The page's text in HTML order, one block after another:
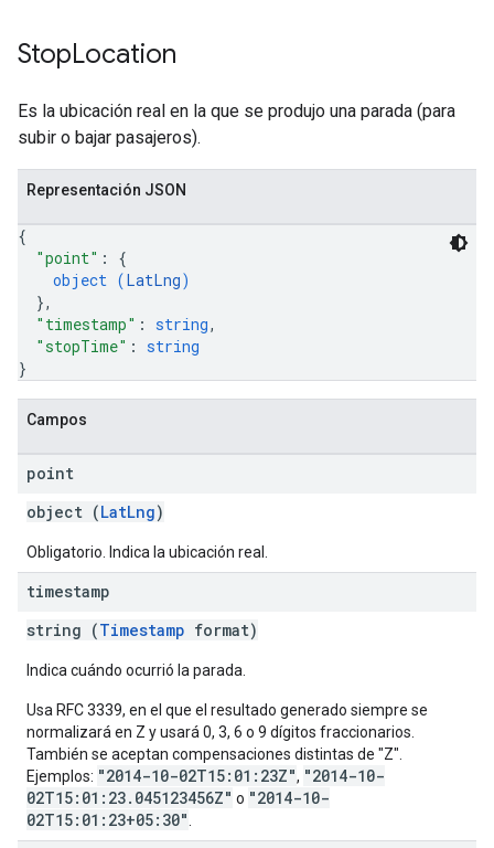
StopLocation
Es la ubicación real en la que se produjo una parada (para
subir o bajar pasajeros).
Representación JSON
{
"point" : {
object (LatLng)
},
"timestamp" : string,
"stopTime" : string
}
Campos
point
object (LatLng)
Obligatorio. Indica la ubicación real.
timestamp
string (Timestamp format)
Indica cuándo ocurrió la parada.
Usa RFC 3339, en el que el resultado generado siempre se
normalizará en Z y usará 0, 3, 6 o 9 dígitos fraccionarios.
También se aceptan compensaciones distintas de "Z".
Ejemplos: "2014-10-02T15:01:23Z", "2014-10-
02T15:01:23.045123456Z" o "2014-10-
02T15:01:23+05:30"